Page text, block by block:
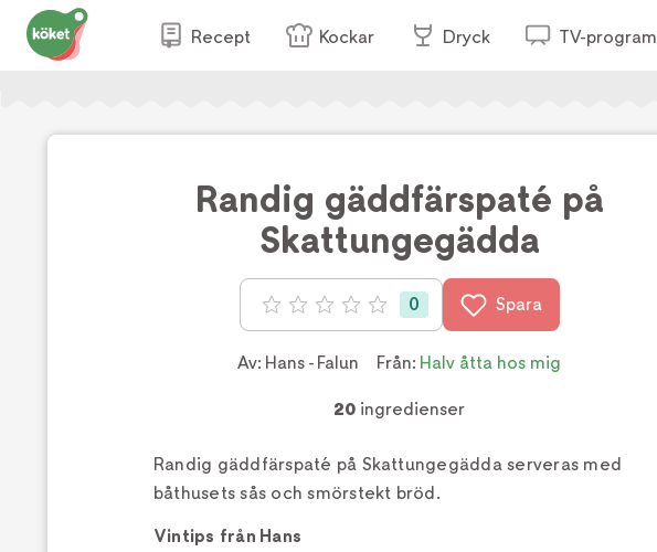
Recept Kockar Dryck TV-program
Randig gäddfärspaté på
Skattungegädda
Betyg: 0 av 5 0 Spara
Av: Hans - Falun Från: Halv åtta hos mig
20 ingredienser
Randig gäddfärspaté på Skattungegädda serveras med
båthusets sås och smörstekt bröd.
Vintips från Hans